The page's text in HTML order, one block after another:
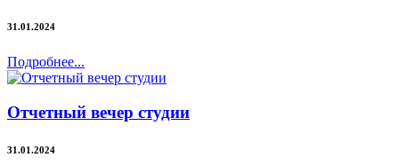
31.01.2024
Подробнее...
Отчетный вечер студии
31.01.2024